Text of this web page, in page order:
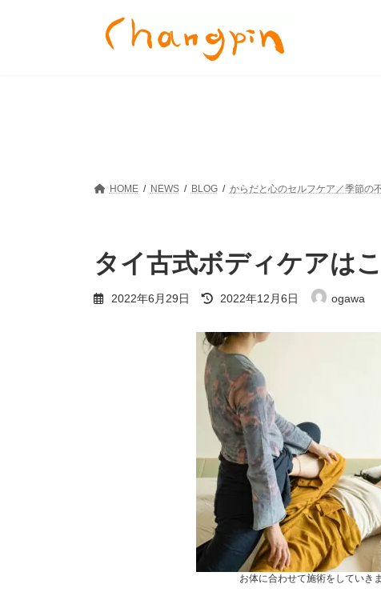
HOME NEWS BLOG からだと心のセルフケア／季節の
タイ古式ボディケアは
2022年6月29日
最
終
新
日
時
:
2022年12月6日 ogawa
お体に合わせて施術をしていき